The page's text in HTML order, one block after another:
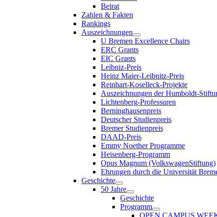
Beirat
Zahlen & Fakten
Rankings
Auszeichnungen
U Bremen Excellence Chairs
ERC Grants
EIC Grants
Leibniz-Preis
Heinz Maier-Leibnitz-Preis
Reinhart-Koselleck-Projekte
Auszeichnungen der Humboldt-
Lichtenberg-Professuren
Berninghausenpreis
Deutscher Studienpreis
Bremer Studienpreis
DAAD-Preis
Emmy Noether Programme
Heisenberg-Programm
Opus Magnum (VolkswagenStiftung)
Ehrungen durch die Universität
Geschichte
50 Jahre
Geschichte
Programm
OPEN CAMPUS